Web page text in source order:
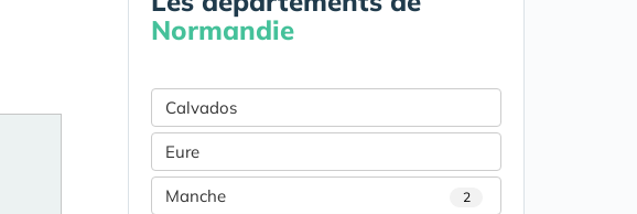
Normandie
Calvados
Eure
Manche 2